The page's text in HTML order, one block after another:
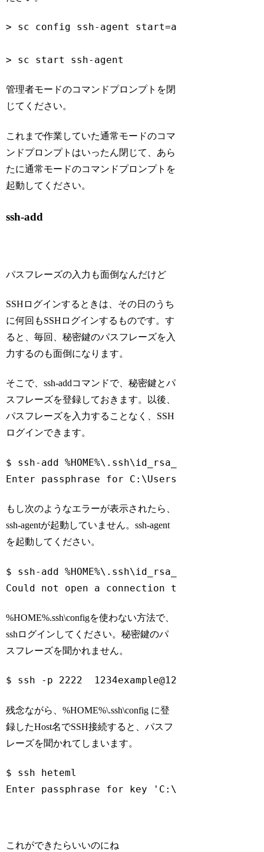
> sc config ssh-agent start=auto
> sc start ssh-agent
管理者モードのコマンドプロンプトを閉
じてください。
これまで作業していた通常モードのコマ
ンドプロンプトはいったん閉じて、あら
たに通常モードのコマンドプロンプトを
起動してください。
ssh-add
パスフレーズの入力も面倒なんだけど
SSHログインするときは、その日のうち
に何回もSSHログインするものです。す
ると、毎回、秘密鍵のパスフレーズを入
力するのも面倒になります。
そこで、ssh-addコマンドで、秘密鍵とパ
スフレーズを登録しておきます。以後、
パスフレーズを入力することなく、SSH
ログインできます。
$ ssh-add %HOME%\.ssh\id_rsa_heteml
Enter passphrase for
もし次のようなエラーが表示されたら、
ssh-agentが起動していません。ssh-agent
を起動してください。
$ ssh-add %HOME%\.ssh\id_rsa_heteml
Could not open a connection to your
%HOME%.ssh\configを使わない方法で、
sshログインしてください。秘密鍵のパ
スフレーズを聞かれません。
$ ssh -p 2222  1234example@1234example-
残念ながら、%HOME%\.ssh\config に登
録したHost名でSSH接続すると、パスフ
レーズを聞かれてしまいます。
$ ssh heteml
Enter passphrase for key
これができたらいいのにね